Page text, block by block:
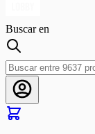
Buscar en